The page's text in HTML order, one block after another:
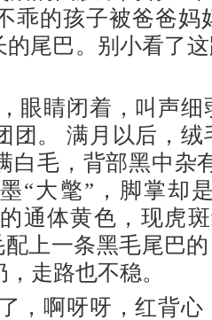
乖的孩子被爸爸
的尾巴。别小看了
眼睛闭着，叫声
团。 满月以后，
白毛，背部黑中杂
“大氅”，脚掌却
通体黄色，现虎
上一条黑毛尾巴
走路也不稳。
，啊呀呀，红背